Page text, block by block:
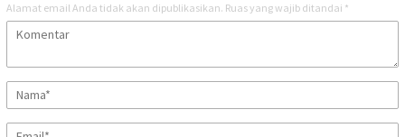
Alamat email Anda tidak akan dipublikasikan. Ruas yang wajib ditandai *